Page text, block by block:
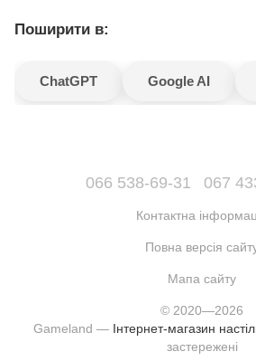
Поширити в:
ChatGPT Google AI
066 538-69-31 067
Контактна
Повна версія
Мапа сайту
© 2020—2026
Gameland — Інтернет-магазин
застережені